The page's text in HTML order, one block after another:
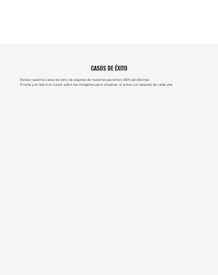
Revisa nuestros casos de éxito de algunas de nuestras pacientes 100% satisfechas.
Pincha y arrastra el cursor sobre las imágenes para visualizar el antes y el después de cada una.
CASOS DE ÉXITO